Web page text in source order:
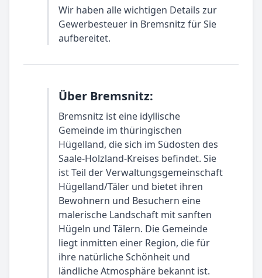
Wir haben alle wichtigen Details zur
Gewerbesteuer in Bremsnitz für Sie
aufbereitet.
Über Bremsnitz:
Bremsnitz ist eine idyllische
Gemeinde im thüringischen
Hügelland, die sich im Südosten des
Saale-Holzland-Kreises befindet. Sie
ist Teil der Verwaltungsgemeinschaft
Hügelland/Täler und bietet ihren
Bewohnern und Besuchern eine
malerische Landschaft mit sanften
Hügeln und Tälern. Die Gemeinde
liegt inmitten einer Region, die für
ihre natürliche Schönheit und
ländliche Atmosphäre bekannt ist.